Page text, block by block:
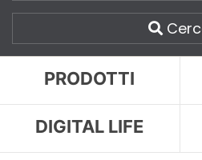
PRODOTTI
DIGITAL LIFE